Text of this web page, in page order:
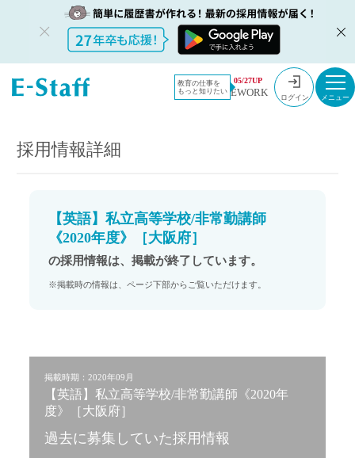
教育の仕事を
もっと知りたい
05/27UP
EWORK ログイン
教員採用情
報のイー・
採用情報
【英語】私立高等学校/非常勤講師《2020年度》［大阪府］
採用情報詳細
【英語】私立高等学校/非常勤講師
《2020年度》［大阪府］
の採用情報は、掲載が終了しています。
※掲載時の情報は、ページ下部からご覧いただけます。
掲載時期：2020年09月
【英語】私立高等学校/非常勤講師《2020年
度》［大阪府］
過去に募集していた採用情報